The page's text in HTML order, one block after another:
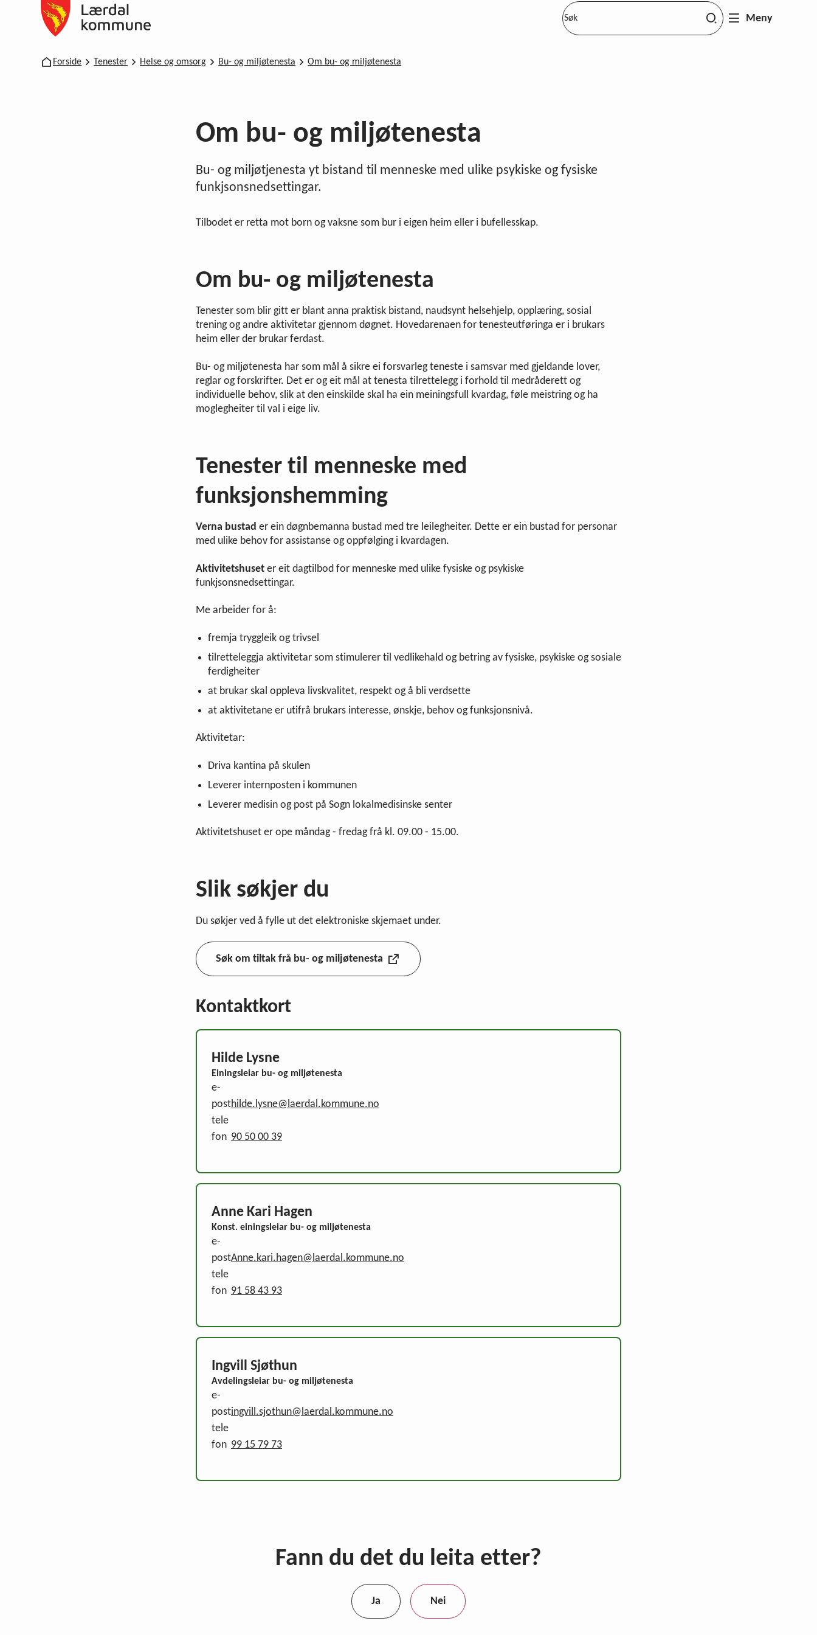
Meny
Du er her:
Forside Tenester Helse og omsorg Bu- og miljøtenesta Om bu- og miljøtenesta
Om bu- og miljøtenesta
Bu- og miljøtjenesta yt bistand til menneske med ulike psykiske og fysiske
funkjsonsnedsettingar.
Tilbodet er retta mot born og vaksne som bur i eigen heim eller i bufellesskap.
Om bu- og miljøtenesta
Tenester som blir gitt er blant anna praktisk bistand, naudsynt helsehjelp, opplæring, sosial
trening og andre aktivitetar gjennom døgnet. Hovedarenaen for tenesteutføringa er i brukars
heim eller der brukar ferdast.
Bu- og miljøtenesta har som mål å sikre ei forsvarleg teneste i samsvar med gjeldande lover,
reglar og forskrifter. Det er og eit mål at tenesta tilrettelegg i forhold til medråderett og
individuelle behov, slik at den einskilde skal ha ein meiningsfull kvardag, føle meistring og ha
moglegheiter til val i eige liv.
Tenester til menneske med
funksjonshemming
Verna bustad er ein døgnbemanna bustad med tre leilegheiter. Dette er ein bustad for personar
med ulike behov for assistanse og oppfølging i kvardagen.
Aktivitetshuset er eit dagtilbod for menneske med ulike fysiske og psykiske
funkjsonsnedsettingar.
Me arbeider for å:
fremja tryggleik og trivsel
tilretteleggja aktivitetar som stimulerer til vedlikehald og betring av fysiske, psykiske og sosiale
ferdigheiter
at brukar skal oppleva livskvalitet, respekt og å bli verdsette
at aktivitetane er utifrå brukars interesse, ønskje, behov og funksjonsnivå.
Aktivitetar:
Driva kantina på skulen
Leverer internposten i kommunen
Leverer medisin og post på Sogn lokalmedisinske senter
Aktivitetshuset er ope måndag - fredag frå kl. 09.00 - 15.00.
Slik søkjer du
Du søkjer ved å fylle ut det elektroniske skjemaet under.
Søk om tiltak frå bu- og miljøtenesta
Kontaktkort
Hilde Lysne
Einingsleiar bu- og miljøtenesta
e-
posthilde.lysne@laerdal.kommune.no
tele
fon 90 50 00 39
Anne Kari Hagen
Konst. einingsleiar bu- og miljøtenesta
e-
postAnne.kari.hagen@laerdal.kommune.no
tele
fon 91 58 43 93
Ingvill Sjøthun
Avdelingsleiar bu- og miljøtenesta
e-
postingvill.sjothun@laerdal.kommune.no
tele
fon 99 15 79 73
Fann du det du leita etter?
Ja Nei